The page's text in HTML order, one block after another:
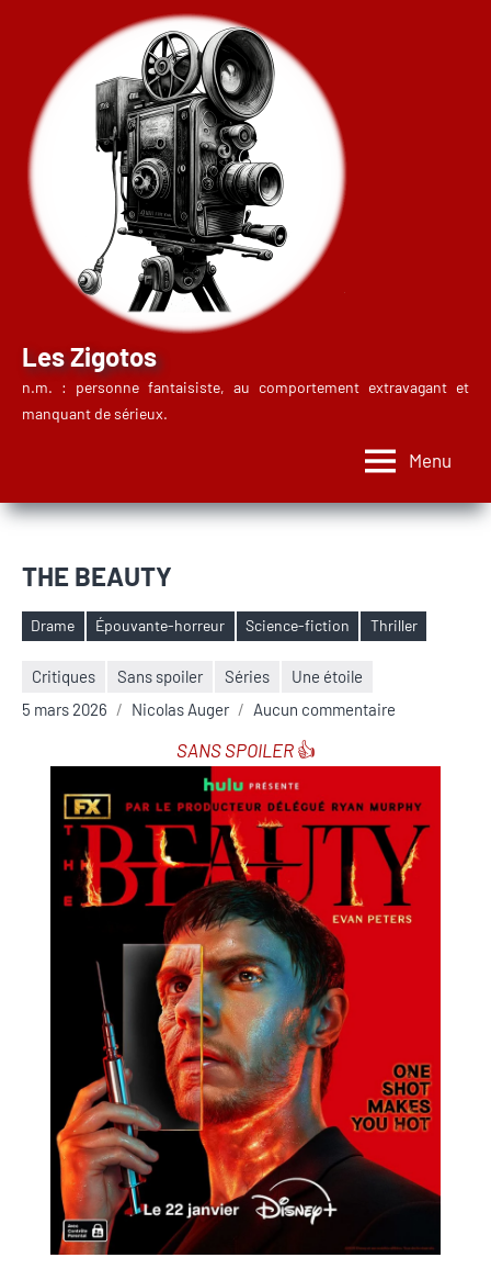
contenu
Les Zigotos
n.m. : personne fantaisiste, au comportement extravagant et
manquant de sérieux.
Menu
THE BEAUTY
Étiquettes
Drame Épouvante-horreur Science-fiction Thriller
Critiques Sans spoiler Séries
Une étoile
5 mars 2026
Nicolas Auger Aucun commentaire